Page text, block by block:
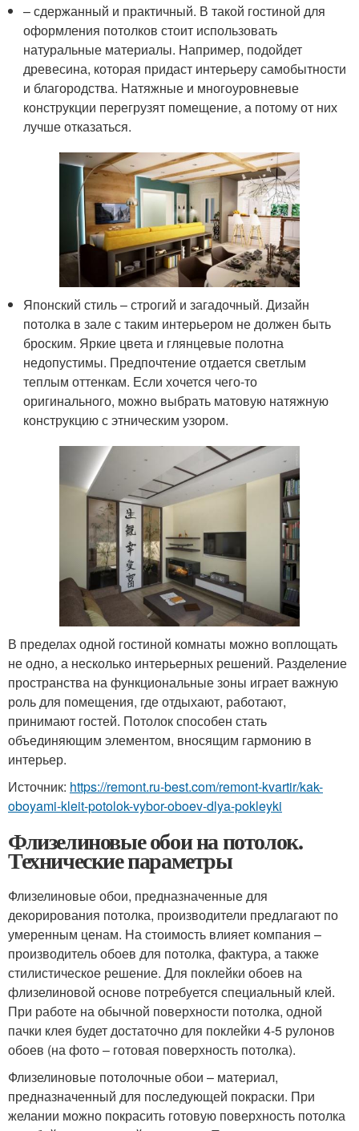
– сдержанный и практичный. В такой гостиной для
оформления потолков стоит использовать
натуральные материалы. Например, подойдет
древесина, которая придаст интерьеру самобытности
и благородства. Натяжные и многоуровневые
конструкции перегрузят помещение, а потому от них
лучше отказаться.
Японский стиль – строгий и загадочный. Дизайн
потолка в зале с таким интерьером не должен быть
броским. Яркие цвета и глянцевые полотна
недопустимы. Предпочтение отдается светлым
теплым оттенкам. Если хочется чего-то
оригинального, можно выбрать матовую натяжную
конструкцию с этническим узором.
В пределах одной гостиной комнаты можно воплощать
не одно, а несколько интерьерных решений. Разделение
пространства на функциональные зоны играет важную
роль для помещения, где отдыхают, работают,
принимают гостей. Потолок способен стать
объединяющим элементом, вносящим гармонию в
интерьер.
Источник: https://remont.ru-best.com/remont-kvartir/kak-
oboyami-kleit-potolok-vybor-oboev-dlya-pokleyki
Флизелиновые обои на потолок.
Технические параметры
Флизелиновые обои, предназначенные для
декорирования потолка, производители предлагают по
умеренным ценам. На стоимость влияет компания –
производитель обоев для потолка, фактура, а также
стилистическое решение. Для поклейки обоев на
флизелиновой основе потребуется специальный клей.
При работе на обычной поверхности потолка, одной
пачки клея будет достаточно для поклейки 4-5 рулонов
обоев (на фото – готовая поверхность потолка).
Флизелиновые потолочные обои – материал,
предназначенный для последующей покраски. При
желании можно покрасить готовую поверхность потолка